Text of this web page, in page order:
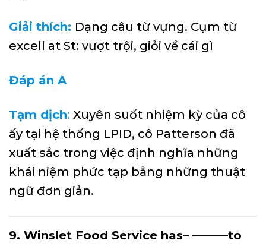
Giải thích: Dạng câu từ vựng. Cụm từ
excell at St: vượt trội, giỏi về cái gì
Đáp án A
Tạm dịch: Xuyên suốt nhiệm kỳ của cô
ấy tại hệ thống LPID, cô Patterson đã
xuất sắc trong việc định nghĩa những
khái niệm phức tạp bằng những thuật
ngữ đơn giản.
9. Winslet Food Service has– ———to